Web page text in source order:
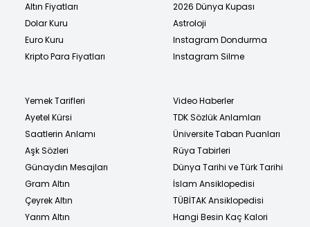
Altın Fiyatları
Dolar Kuru
Euro Kuru
Kripto Para Fiyatları
2026 Dünya Kupası
Astroloji
Instagram Dondurma
Instagram Silme
Yemek Tarifleri
Ayetel Kürsi
Saatlerin Anlamı
Aşk Sözleri
Günaydın Mesajları
Gram Altın
Çeyrek Altın
Yarım Altın
Video Haberler
TDK Sözlük Anlamları
Üniversite Taban Puanları
Rüya Tabirleri
Dünya Tarihi ve Türk Tarihi
İslam Ansiklopedisi
TÜBİTAK Ansiklopedisi
Hangi Besin Kaç Kalori